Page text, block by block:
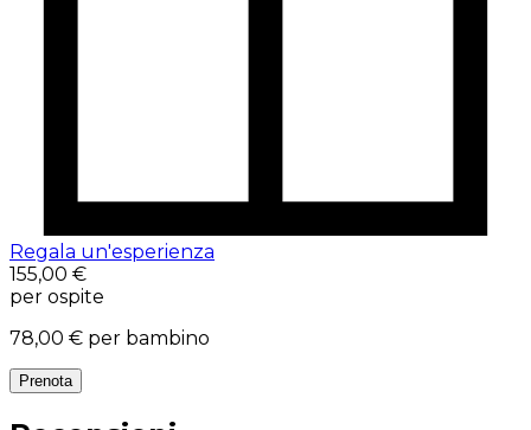
Regala un'esperienza
155,00 €
per ospite
78,00 € per bambino
Prenota